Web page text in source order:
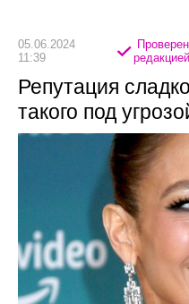
05.06.2024
11:39
редакцией
Репутация
такого под